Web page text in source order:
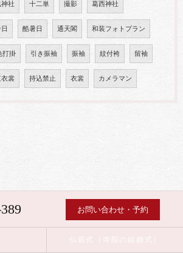
社 十二単 撮影 葛西神社
酷暑日 通天閣 和装フォトプラン
打掛 引き振袖 振袖 紋付袴 留袖
衣裳 持込禁止 衣裳 カメラマン
お問い合わせ・予約